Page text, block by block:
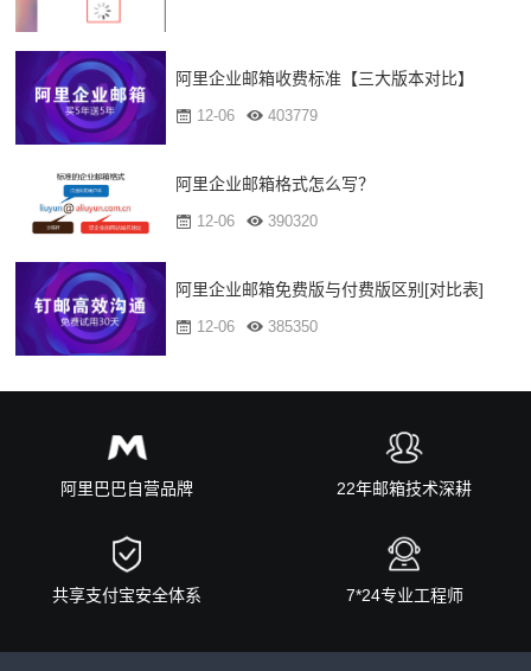
阿里企业邮箱收费标准【三大版本对比】
12-06 403779
阿里企业邮箱格式怎么写？
12-06 390320
阿里企业邮箱免费版与付费版区别[对比表]
12-06 385350
阿里巴巴自营品牌 22年邮箱技术深耕
共享支付宝安全体系 7*24专业工程师